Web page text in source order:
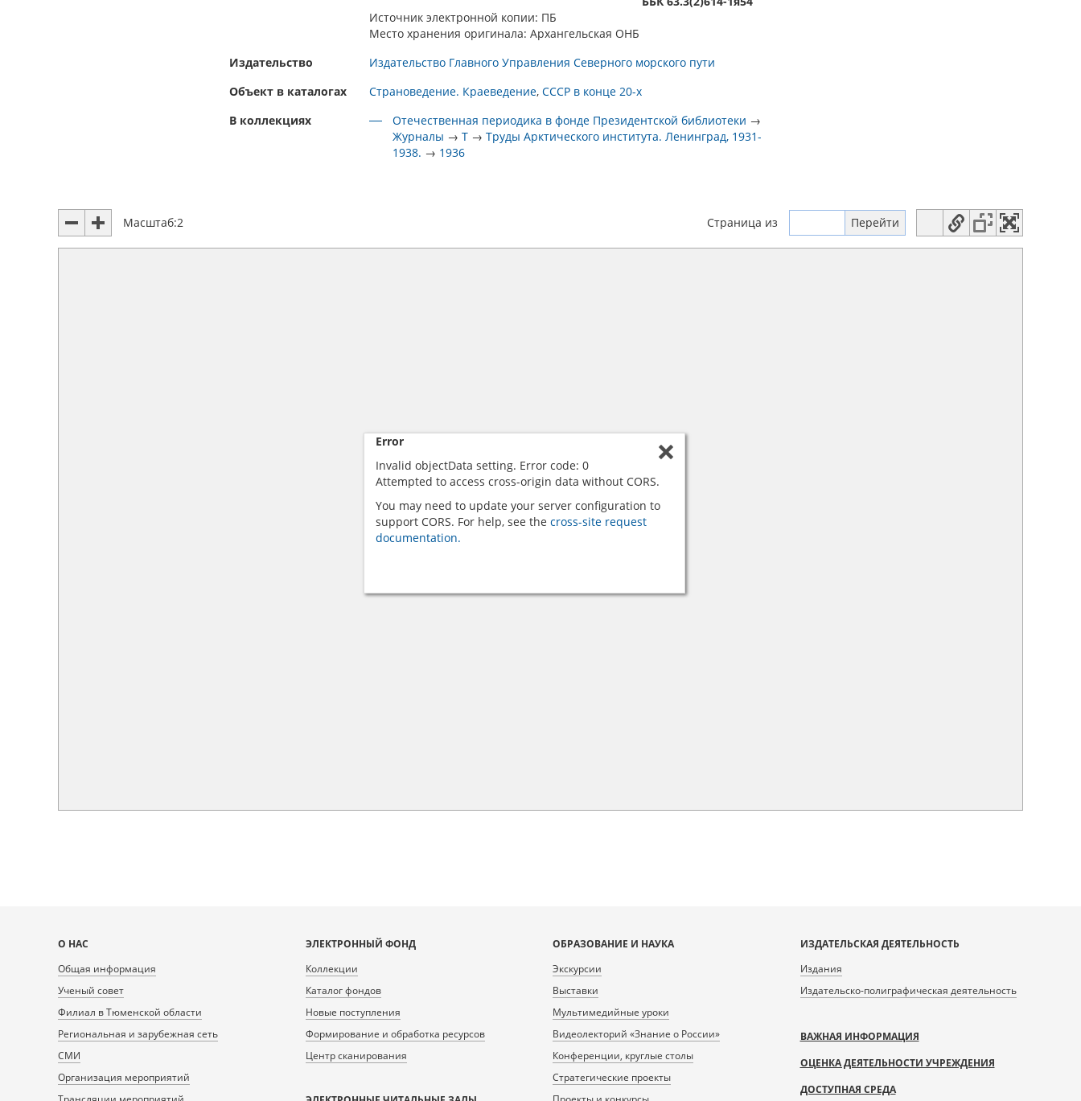
Источник электронной копии: ПБ
Место хранения оригинала: Архангельская ОНБ
Издательство
Издательство Главного Управления Северного морского пути
Объект в каталогах
Страноведение. Краеведение СССР в конце 20-х
В коллекциях
Отечественная периодика в фонде Президентской библиотеки →
Журналы →Т →Труды Арктического института. Ленинград, 1931-
1938. → 1936
Масштаб:2 Страница из
Error
Invalid objectData setting. Error code: 0
Attempted to access cross-origin data without CORS.
You may need to update your server configuration to
support CORS. For help, see the cross-site request
documentation.
Карта
сайта
О НАС
Общая информация
Ученый совет
Филиал в Тюменской области
Региональная и зарубежная сеть
СМИ
Организация мероприятий
ЭЛЕКТРОННЫЙ ФОНД
Коллекции
Каталог фондов
Новые поступления
Формирование и обработка ресурсов
Центр сканирования
ОБРАЗОВАНИЕ И НАУКА
Экскурсии
Выставки
Мультимедийные уроки
Видеолекторий «Знание о России»
Конференции, круглые столы
Стратегические проекты
ИЗДАТЕЛЬСКАЯ ДЕЯТЕЛЬНОСТЬ
Издания
Издательско-полиграфическая деятельность
ВАЖНАЯ ИНФОРМАЦИЯ
ОЦЕНКА ДЕЯТЕЛЬНОСТИ УЧРЕЖДЕНИЯ
ДОСТУПНАЯ СРЕДА